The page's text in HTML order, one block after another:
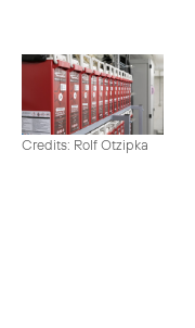
Credits: Rolf Otzipka